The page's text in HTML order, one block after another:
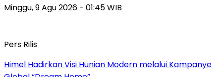
Minggu, 9 Agu 2026 - 01:45 WIB
Pers Rilis
Himel Hadirkan Visi Hunian Modern melalui Kampanye